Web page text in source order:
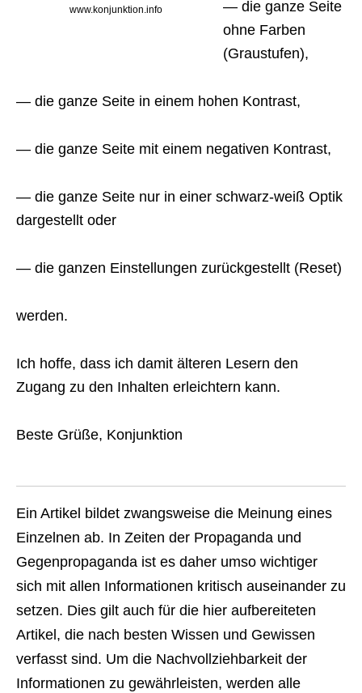
www.konjunktion.info
— die ganze Seite
ohne Farben
(Graustufen),
— die ganze Seite in einem hohen Kontrast,
— die ganze Seite mit einem negativen Kontrast,
— die ganze Seite nur in einer schwarz-weiß Optik
dargestellt oder
— die ganzen Einstellungen zurückgestellt (Reset)
werden.
Ich hoffe, dass ich damit älteren Lesern den
Zugang zu den Inhalten erleichtern kann.
Beste Grüße, Konjunktion
Ein Artikel bildet zwangsweise die Meinung eines
Einzelnen ab. In Zeiten der Propaganda und
Gegenpropaganda ist es daher umso wichtiger
sich mit allen Informationen kritisch auseinander zu
setzen. Dies gilt auch für die hier aufbereiteten
Artikel, die nach besten Wissen und Gewissen
verfasst sind. Um die Nachvollziehbarkeit der
Informationen zu gewährleisten, werden alle